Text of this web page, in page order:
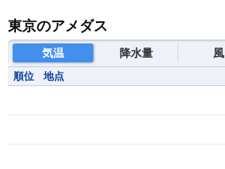
東京のアメダス
気温 降水量 風
順位 地点